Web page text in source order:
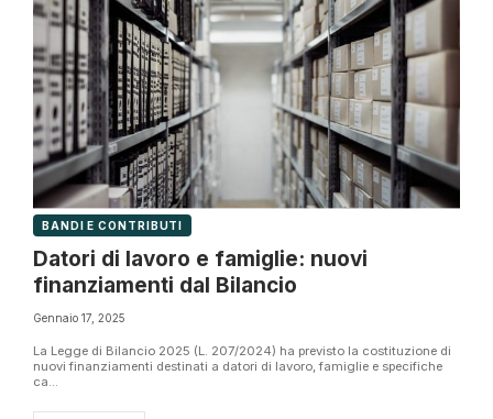
BANDI E CONTRIBUTI
Datori di lavoro e famiglie: nuovi
finanziamenti dal Bilancio
Gennaio 17, 2025
La Legge di Bilancio 2025 (L. 207/2024) ha previsto la costituzione di
nuovi finanziamenti destinati a datori di lavoro, famiglie e specifiche
ca...